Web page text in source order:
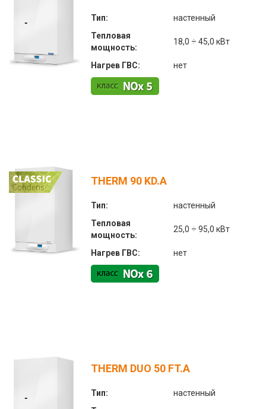
Тип:
настенный
Тепловая
мощность:
18,0 ÷ 45,0 кВт
Нагрев ГВС: нет
THERM 90 KD.A
Тип:
настенный
Тепловая
мощность:
25,0 ÷ 95,0 кВт
Нагрев ГВС: нет
THERM DUO 50 FT.A
Тип:
настенный